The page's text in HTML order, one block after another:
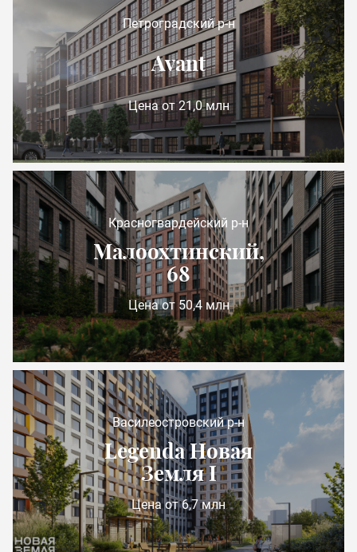
Петроградский р-н
Avant
Цена от 21,0 млн
Красногвардейский р-н
Малоохтинский,
68
Цена от 50,4 млн
Василеостровский р-н
Legenda Новая
Земля I
Цена от 6,7 млн